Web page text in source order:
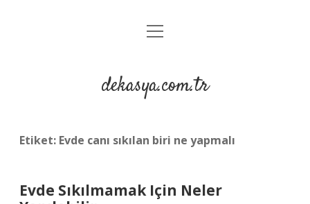
Anasayfa
Yasal Uyarı
menüyü
dekasya.com.tr
Etiket: Evde canı sıkılan biri ne yapmalı
Evde Sıkılmamak Için Neler